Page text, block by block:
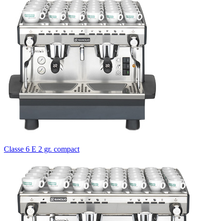
Classe 6 E 2 gr. compact